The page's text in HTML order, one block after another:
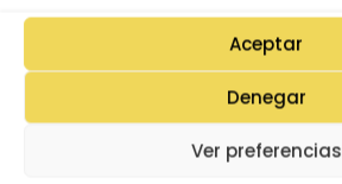
Aceptar
Denegar
Ver preferencias